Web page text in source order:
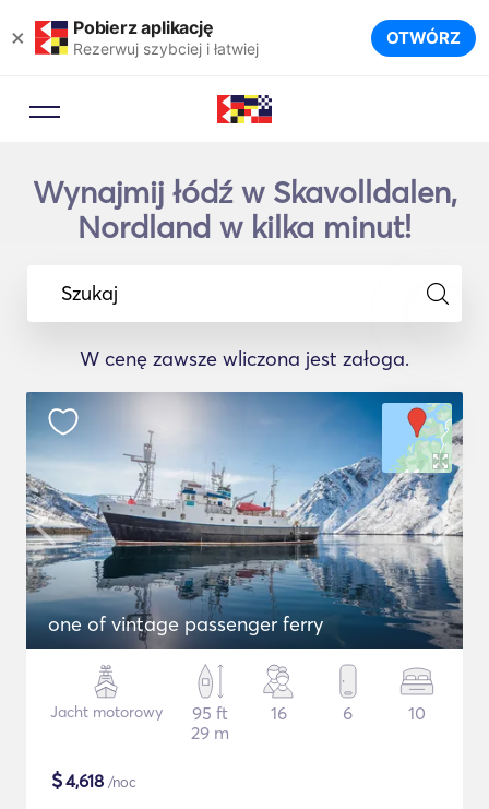
× Pobierz aplikację
Rezerwuj szybciej i łatwiej OTWÓRZ
Wynajmij łódź w Skavolldalen,
Nordland w kilka minut!
Szukaj
W cenę zawsze wliczona jest załoga.
one of vintage passenger ferry
Jacht motorowy
95 ft
29 m
16 6 10
$4,618 /noc